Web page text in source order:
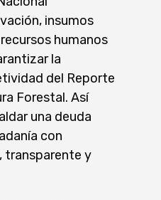
insumos
humanos
la
del Reporte
Forestal. Así
una deuda
con
transparente y